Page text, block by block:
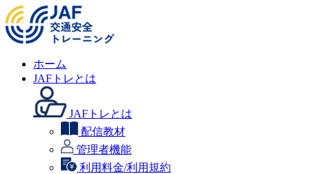
ホーム
JAFトレとは
JAFトレとは
配信教材
管理者機能
利用料金/利用規約